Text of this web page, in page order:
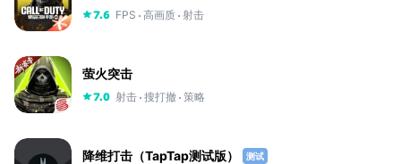
7.6 FPS 高画质 射击
萤火突击
7.0 射击 搜打撤 策略
降维打击（TapTap测试版） 测试